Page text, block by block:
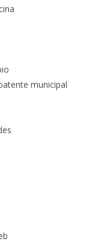
municipal